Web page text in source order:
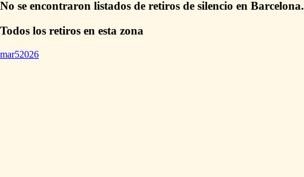
No se encontraron listados de retiros de silencio en Barcelona.
Todos los retiros en esta zona
mar52026